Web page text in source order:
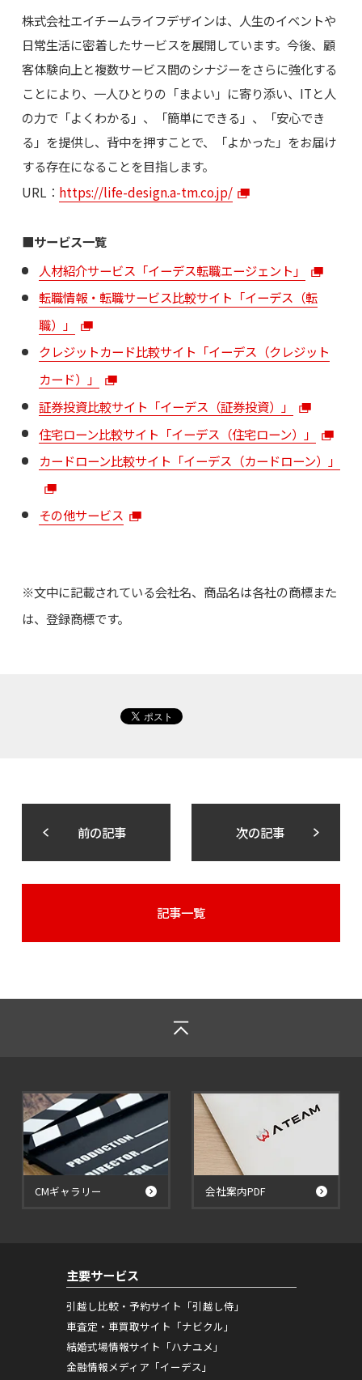
株式会社エイチームライフデザインは、人生のイベントや
日常生活に密着したサービスを展開しています。今後、顧
客体験向上と複数サービス間のシナジーをさらに強化する
ことにより、一人ひとりの「まよい」に寄り添い、ITと人
の力で「よくわかる」、「簡単にできる」、「安心でき
る」を提供し、背中を押すことで、「よかった」をお届け
する存在になることを目指します。
URL： https://life-design.a-tm.co.jp/
■サービス一覧
人材紹介サービス「イーデス転職エージェント」
転職情報・転職サービス比較サイト「イーデス（転
職）」
クレジットカード比較サイト「イーデス（クレジット
カード）」
証券投資比較サイト「イーデス（証券投資）」
住宅ローン比較サイト「イーデス（住宅ローン）」
カードローン比較サイト「イーデス（カードローン）」
その他サービス
※文中に記載されている会社名、商品名は各社の商標また
は、登録商標です。
前の記事 次の記事
記事一覧
CMギャラリー 会社案内PDF
主要サービス
引越し比較・予約サイト「引越し侍」
車査定・車買取サイト「ナビクル」
結婚式場情報サイト「ハナユメ」
金融情報メディア「イーデス」